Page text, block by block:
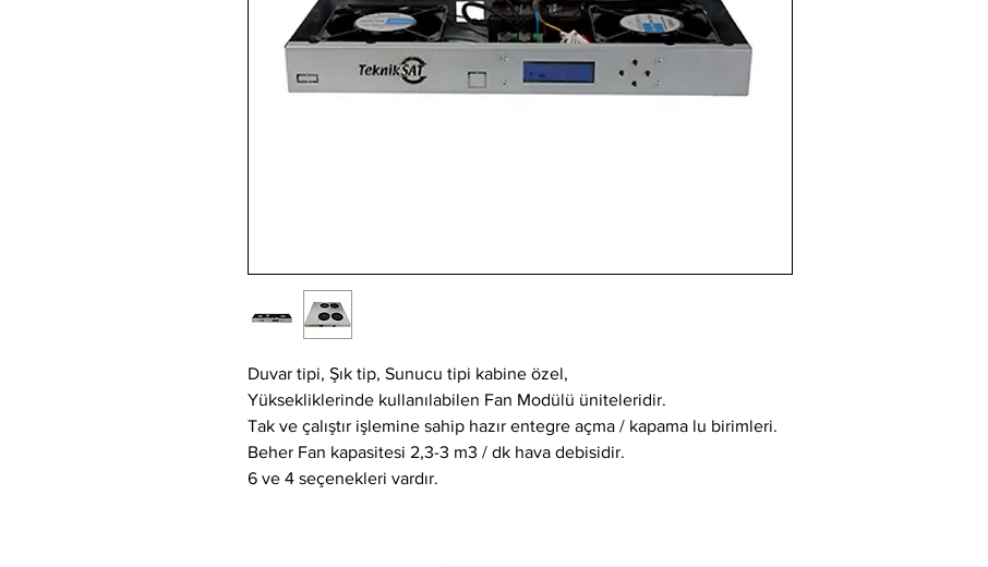
Duvar tipi, Şık tip, Sunucu tipi kabine özel,
Yüksekliklerinde kullanılabilen Fan Modülü üniteleridir.
Tak ve çalıştır işlemine sahip hazır entegre açma / kapama lu birimleri.
Beher Fan kapasitesi 2,3-3 m3 / dk hava debisidir.
6 ve 4 seçenekleri vardır.